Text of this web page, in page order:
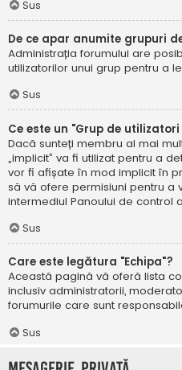
Sus
De ce apar anumite grupuri
Administrația forumului are
utilizatorilor unui grup pentru a
Sus
Ce este un "Grup de
Dacă sunteți membru al mai
„implicit” va fi utilizat pentru a
vor fi afișate în mod implicit în
să vă ofere permisiuni pentru a
intermediul Panoului de control
Sus
Care este legătura "Echipa"?
Această pagină vă oferă lista
inclusiv administratorii,
forumurile care sunt
Sus